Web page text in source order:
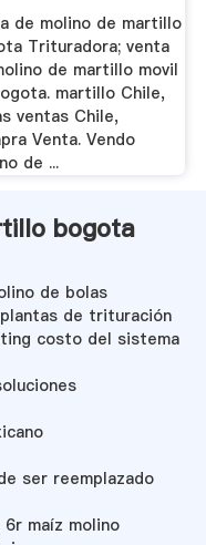
de molino de martillo
Trituradora; venta
de martillo movil
martillo Chile,
ventas Chile,
Venta. Vendo
de ...
bogota
de bolas
de trituración
costo del sistema
ser reemplazado
maíz molino